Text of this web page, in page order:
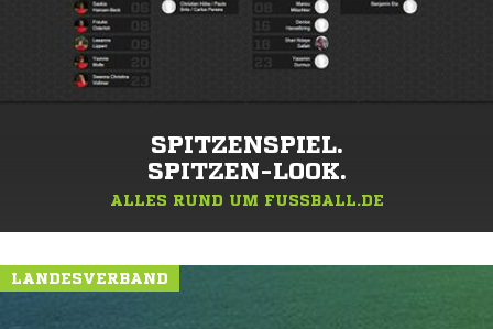
SPITZENSPIEL.
SPITZEN-LOOK.
ALLES RUND UM FUSSBALL.DE
LANDESVERBAND